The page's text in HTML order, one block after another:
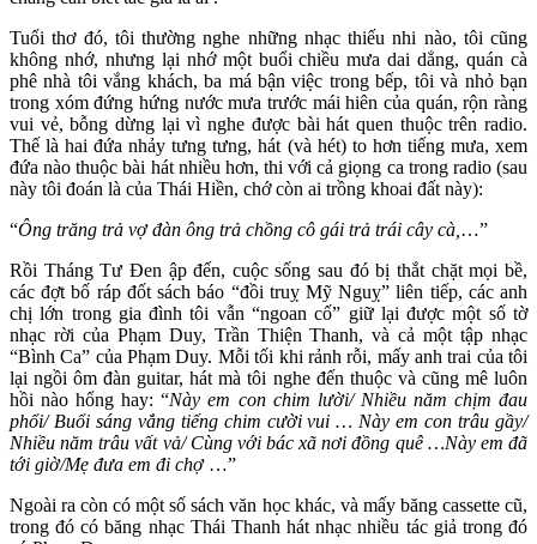
Tuổi thơ đó, tôi thường nghe những nhạc thiếu nhi nào, tôi cũng
không nhớ, nhưng lại nhớ một buổi chiều mưa dai dẳng, quán cà
phê nhà tôi vắng khách, ba má bận việc trong bếp, tôi và nhỏ bạn
trong xóm đứng hứng nước mưa trước mái hiên của quán, rộn ràng
vui vẻ, bỗng dừng lại vì nghe được bài hát quen thuộc trên radio.
Thế là hai đứa nhảy tưng tưng, hát (và hét) to hơn tiếng mưa, xem
đứa nào thuộc bài hát nhiều hơn, thi với cả giọng ca trong radio (sau
này tôi đoán là của Thái Hiền, chớ còn ai trồng khoai đất này):
“Ông trăng trả vợ đàn ông trả chồng cô gái trả trái cây cà, …”
Rồi Tháng Tư Đen ập đến, cuộc sống sau đó bị thắt chặt mọi bề,
các đợt bố ráp đốt sách báo “đồi truỵ Mỹ Nguỵ” liên tiếp, các anh
chị lớn trong gia đình tôi vẫn “ngoan cố” giữ lại được một số tờ
nhạc rời của Phạm Duy, Trần Thiện Thanh, và cả một tập nhạc
“Bình Ca” của Phạm Duy. Mỗi tối khi rảnh rỗi, mấy anh trai của tôi
lại ngồi ôm đàn guitar, hát mà tôi nghe đến thuộc và cũng mê luôn
hồi nào hổng hay: “Này em con chim lười/ Nhiều năm chịm đau
phổi/ Buổi sáng vắng tiếng chim cười vui … Này em con trâu gầy/
Nhiều năm trâu vất vả/ Cùng với bác xã nơi đồng quê …Này em đã
tới giờ/Mẹ đưa em đi chợ…”
Ngoài ra còn có một số sách văn học khác, và mấy băng cassette cũ,
trong đó có băng nhạc Thái Thanh hát nhạc nhiều tác giả trong đó